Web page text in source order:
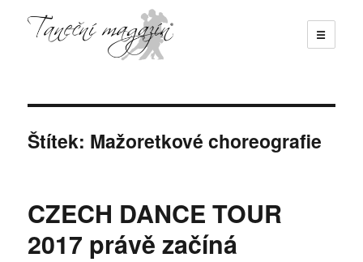
☰
Štítek: Mažoretkové choreografie
CZECH DANCE TOUR
2017 právě začíná